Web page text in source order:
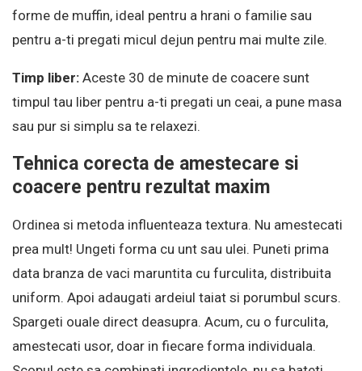
forme de muffin, ideal pentru a hrani o familie sau
pentru a-ti pregati micul dejun pentru mai multe zile.
Timp liber: Aceste 30 de minute de coacere sunt
timpul tau liber pentru a-ti pregati un ceai, a pune masa
sau pur si simplu sa te relaxezi.
Tehnica corecta de amestecare si
coacere pentru rezultat maxim
Ordinea si metoda influenteaza textura. Nu amestecati
prea mult! Ungeti forma cu unt sau ulei. Puneti prima
data branza de vaci maruntita cu furculita, distribuita
uniform. Apoi adaugati ardeiul taiat si porumbul scurs.
Spargeti ouale direct deasupra. Acum, cu o furculita,
amestecati usor, doar in fiecare forma individuala.